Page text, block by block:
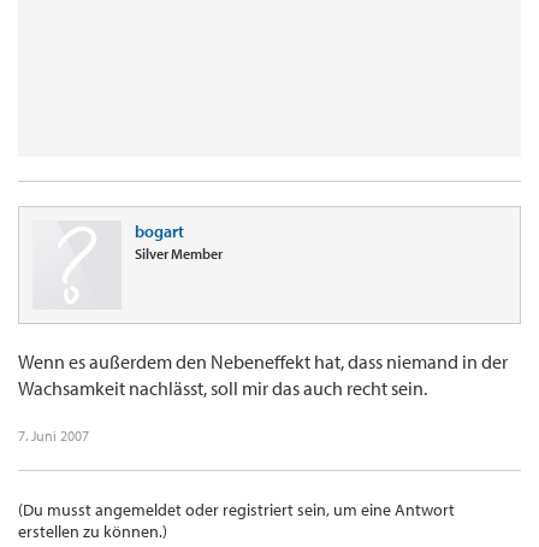
bogart
Silver Member
Wenn es außerdem den Nebeneffekt hat, dass niemand in der
Wachsamkeit nachlässt, soll mir das auch recht sein.
7. Juni 2007
(Du musst angemeldet oder registriert sein, um eine Antwort
erstellen zu können.)